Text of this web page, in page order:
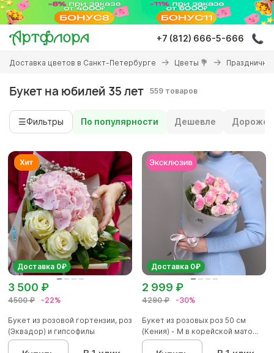
Перейти
основному
содержанию
+7 (812) 666-5-666
Вы
здесь
Доставка цветов в Санкт-Петербурге Цветы 💐
Букет на юбилей 35 лет 559 товаров
☰Фильтры По популярности Дешевле Дороже
Доставка 0₽
4500 ₽ -22%
3 500 ₽
Букет из розовой гортензии, роз
(Эквадор) и гипсофилы
Доставка 0₽
4290 ₽ -30%
2 999 ₽
Букет из розовых роз 50 см
(Кения) - M в корейской мато...